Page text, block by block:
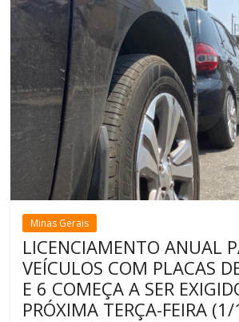
Minas Gerais
LICENCIAMENTO ANUAL
VEÍCULOS COM PLACAS
E 6 COMEÇA A SER
PRÓXIMA TERÇA-FEIRA